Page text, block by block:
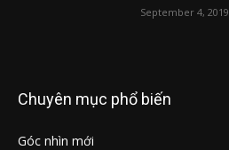
September 4, 2019
Chuyên mục phổ biến
Góc nhìn mới